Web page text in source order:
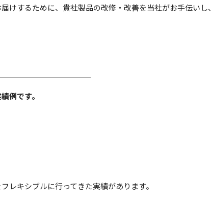
けするために、貴社製品の改修・改善を当社がお手伝いし、
例です。
レキシブルに行ってきた実績があります。